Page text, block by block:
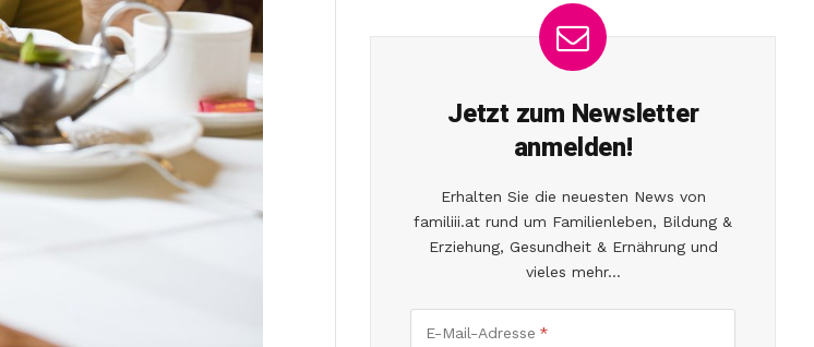
Jetzt zum Newsletter
anmelden!
Erhalten Sie die neuesten News von
familiii.at rund um Familienleben, Bildung &
Erziehung, Gesundheit & Ernährung und
vieles mehr...
E-Mail-Adresse